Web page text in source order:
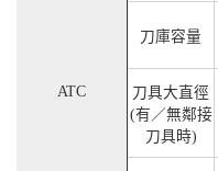
ATC
刀庫容量
刀具大直徑
(有／無鄰接
刀具時)